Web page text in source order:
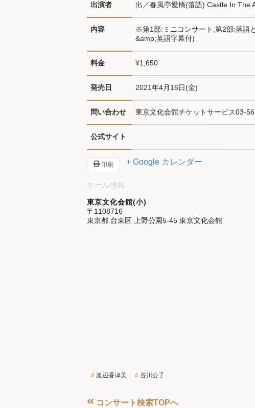
出演者 出／春風亭愛橋(落語) Castle In The
内容
※第1部:ミニコンサート,第2部:落語
&amp;英語字幕付)
料金 ¥1,650
発売日 2021年4月16日(金)
問い合わせ 東京文化会館チケットサービス03-
公式サイト
印刷 + Google カレンダー
ホール情報
東京文化会館(小)
〒1108716
東京都 台東区 上野公園5-45 東京文化会館
渡辺香津美 谷川公子
コンサート検索TOPへ